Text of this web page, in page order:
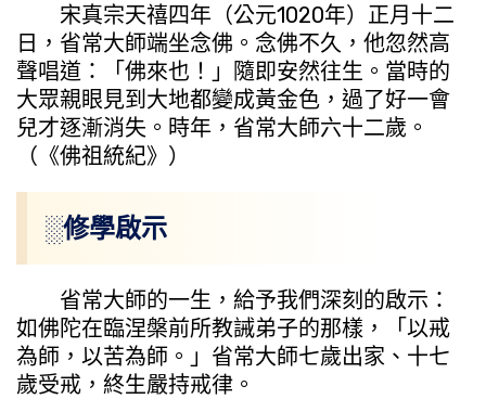
宋真宗天禧四年（公元1020年）正月十二
日，省常大師端坐念佛。念佛不久，他忽然高
聲唱道：「佛來也！」隨即安然往生。當時的
大眾親眼見到大地都變成黃金色，過了好一會
兒才逐漸消失。時年，省常大師六十二歲。
（《佛祖統紀》）
░修學啟示
省常大師的一生，給予我們深刻的啟示：
如佛陀在臨涅槃前所教誡弟子的那樣，「以戒
為師，以苦為師。」省常大師七歲出家、十七
歲受戒，終生嚴持戒律。